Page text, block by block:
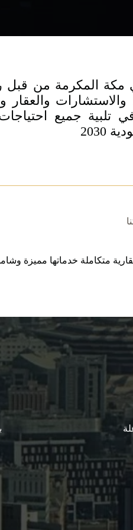
مكة المكرمة من قبل
والعقار
تلبية جميع
2030
متكاملة خدماتها مميزة